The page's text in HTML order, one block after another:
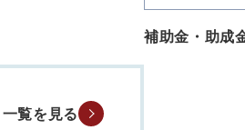
一覧を見る
補助金・助成